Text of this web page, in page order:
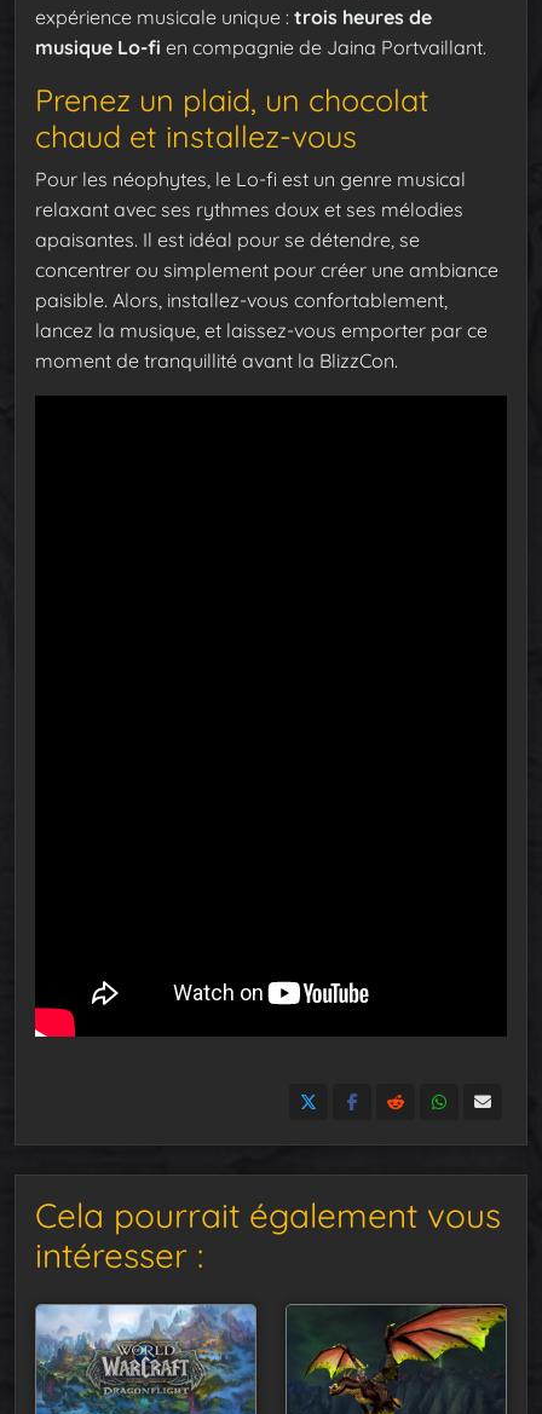
expérience musicale unique : trois heures de
musique Lo-fi en compagnie de Jaina Portvaillant.
Prenez un plaid, un chocolat
chaud et installez-vous
Pour les néophytes, le Lo-fi est un genre musical
relaxant avec ses rythmes doux et ses mélodies
apaisantes. Il est idéal pour se détendre, se
concentrer ou simplement pour créer une ambiance
paisible. Alors, installez-vous confortablement,
lancez la musique, et laissez-vous emporter par ce
moment de tranquillité avant la BlizzCon.
Cela pourrait également vous
intéresser :